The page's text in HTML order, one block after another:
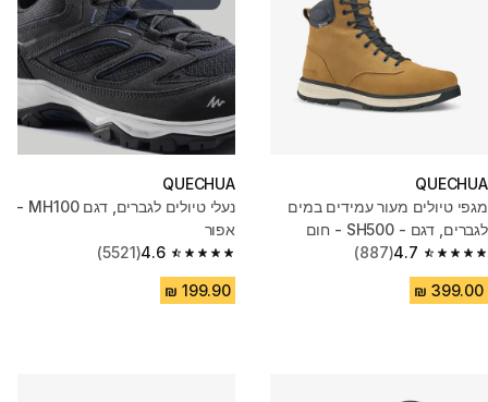
QUECHUA
מגפי טיולים מעור עמידים במים
לגברים, דגם - SH500 - חום
4.7
4.7 out of 5 stars from 887 reviews
(887)
QUECHUA
נעלי טיולים לגברים, דגם MH100 -
אפור
4.6
4.6 out of 5 stars from 5521 reviews
(5521)